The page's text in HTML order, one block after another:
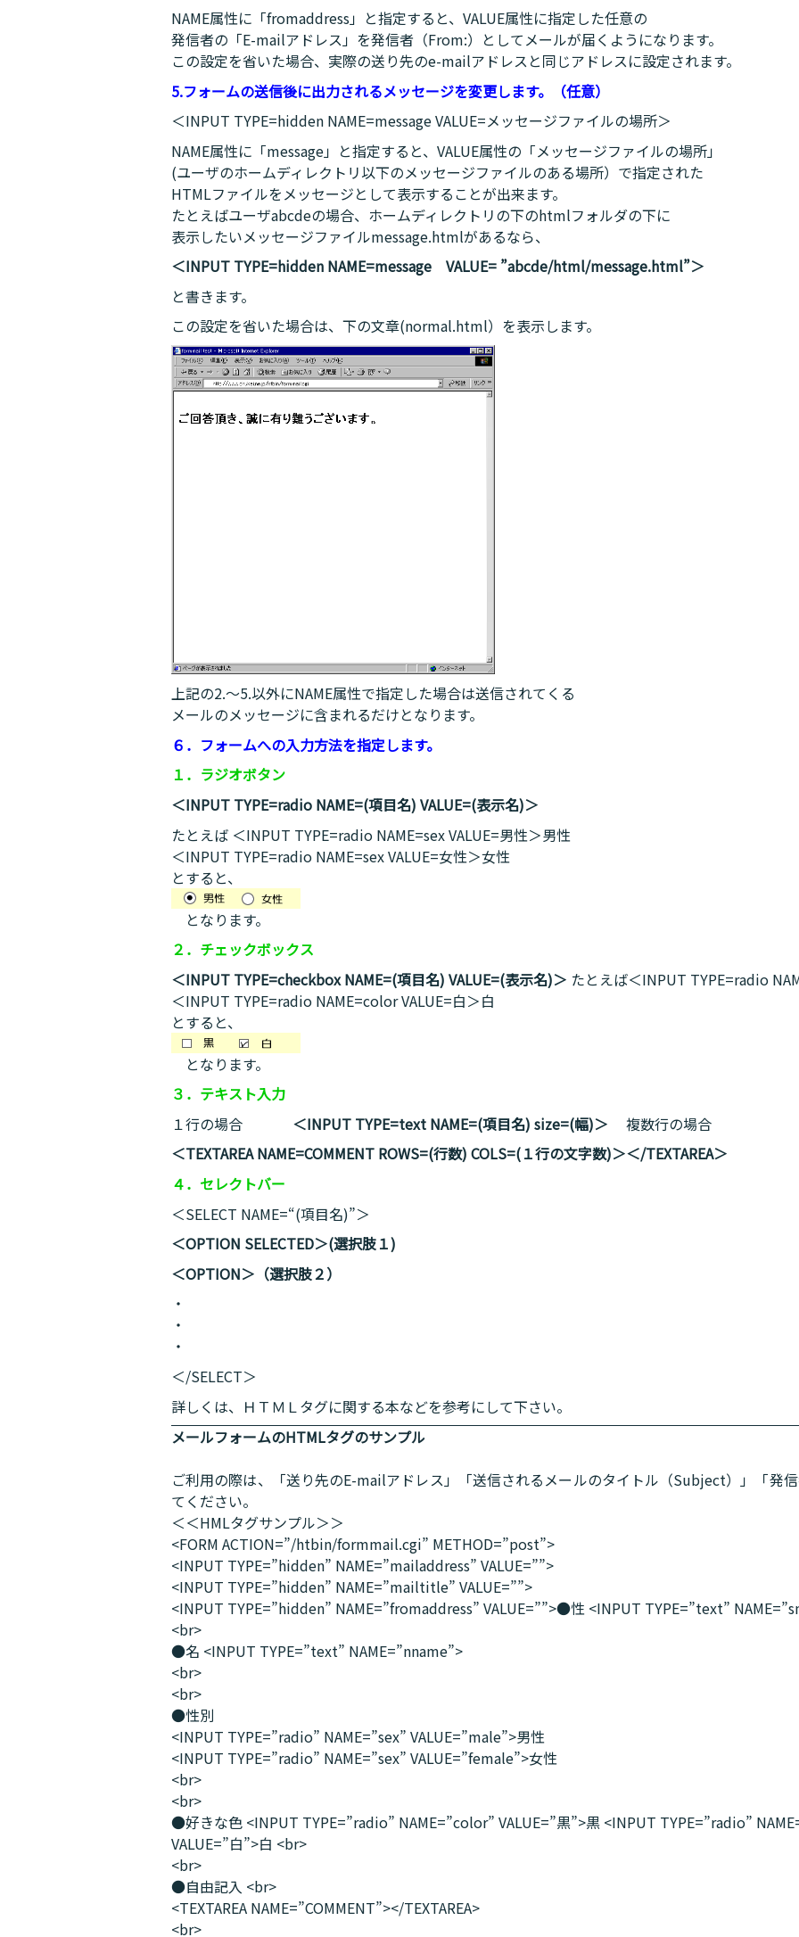
NAME属性に「fromaddress」と指定すると、VALUE属性に指定した任意の
発信者の「E-mailアドレス」を発信者（From:）としてメールが届くようになります。
この設定を省いた場合、実際の送り先のe-mailアドレスと同じアドレスに設定されます。
5.フォームの送信後に出力されるメッセージを変更します。（任意）
＜INPUT TYPE=hidden NAME=message VALUE=メッセージファイルの場所＞
NAME属性に「message」と指定すると、VALUE属性の「メッセージファイルの場所」
(ユーザのホームディレクトリ以下のメッセージファイルのある場所）で指定された
HTMLファイルをメッセージとして表示することが出来ます。
たとえばユーザabcdeの場合、ホームディレクトリの下のhtmlフォルダの下に
表示したいメッセージファイルmessage.htmlがあるなら、
＜INPUT TYPE=hidden NAME=message VALUE= ”abcde/html/message.html”＞
と書きます。
この設定を省いた場合は、下の文章(normal.html）を表示します。
上記の2.～5.以外にNAME属性で指定した場合は送信されてくる
メールのメッセージに含まれるだけとなります。
６．フォームへの入力方法を指定します。
１．ラジオボタン
＜INPUT TYPE=radio NAME=(項目名) VALUE=(表示名)＞
たとえば ＜INPUT TYPE=radio NAME=sex VALUE=男性＞男性
＜INPUT TYPE=radio NAME=sex VALUE=女性＞女性
とすると、
となります。
２．チェックボックス
＜INPUT TYPE=checkbox NAME=(項目名) VALUE=(表示名)＞ たとえば＜INPUT TYPE=radio
＜INPUT TYPE=radio NAME=color VALUE=白＞白
とすると、
となります。
３．テキスト入力
１行の場合
＜INPUT TYPE=text NAME=(項目名) size=(幅)＞ 複数行の場合
＜TEXTAREA NAME=COMMENT ROWS=(行数) COLS=(１行の文字数)＞＜/TEXTAREA＞
４．セレクトバー
＜SELECT NAME=“(項目名)”＞
＜OPTION SELECTED＞(選択肢１)
＜OPTION＞（選択肢２）
・
・
・
＜/SELECT＞
詳しくは、ＨＴＭＬタグに関する本などを参考にして下さい。
メールフォームのHTMLタグのサンプル
ご利用の際は、「送り先のE-mailアドレス」「送信されるメールのタイトル（Subject）」「発
てください。
＜＜HMLタグサンプル＞＞
<FORM ACTION=”/htbin/formmail.cgi” METHOD=”post”>
<INPUT TYPE=”hidden” NAME=”mailaddress” VALUE=””>
<INPUT TYPE=”hidden” NAME=”mailtitle” VALUE=””>
<INPUT TYPE=”hidden” NAME=”fromaddress” VALUE=””>●性 <INPUT TYPE=”text”
<br>
●名 <INPUT TYPE=”text” NAME=”nname”>
<br>
<br>
●性別
<INPUT TYPE=”radio” NAME=”sex” VALUE=”male”>男性
<INPUT TYPE=”radio” NAME=”sex” VALUE=”female”>女性
<br>
<br>
●好きな色 <INPUT TYPE=”radio” NAME=”color” VALUE=”黒”>黒 <INPUT TYPE=”radio”
VALUE=”白”>白 <br>
<br>
●自由記入 <br>
<TEXTAREA NAME=”COMMENT”></TEXTAREA>
<br>